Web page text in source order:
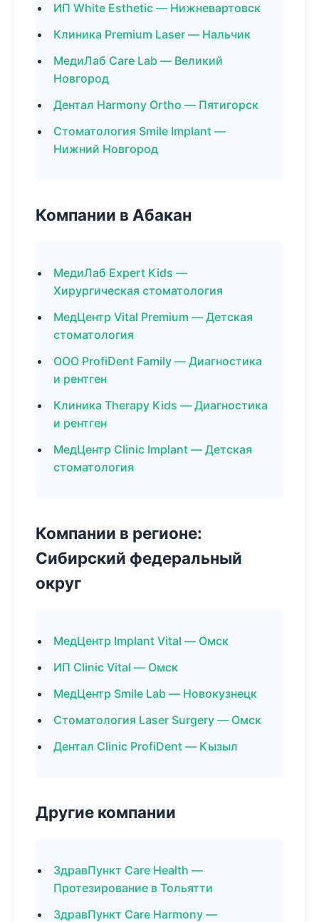
ИП White Esthetic — Нижневартовск
Клиника Premium Laser — Нальчик
МедиЛаб Care Lab — Великий
Новгород
Дентал Harmony Ortho — Пятигорск
Стоматология Smile Implant —
Нижний Новгород
Компании в Абакан
МедиЛаб Expert Kids —
Хирургическая стоматология
МедЦентр Vital Premium — Детская
стоматология
ООО ProfiDent Family — Диагностика
и рентген
Клиника Therapy Kids — Диагностика
и рентген
МедЦентр Clinic Implant — Детская
стоматология
Компании в регионе:
Сибирский федеральный
округ
МедЦентр Implant Vital — Омск
ИП Clinic Vital — Омск
МедЦентр Smile Lab — Новокузнецк
Стоматология Laser Surgery — Омск
Дентал Clinic ProfiDent — Кызыл
Другие компании
ЗдравПункт Care Health —
Протезирование в Тольятти
ЗдравПункт Care Harmony —